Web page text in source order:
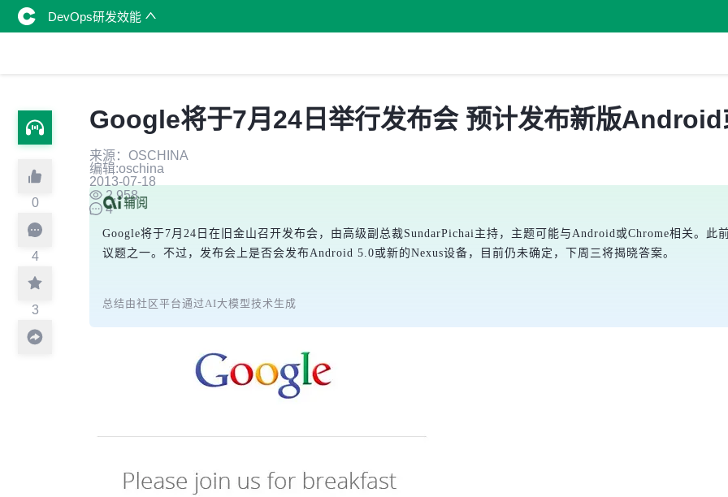
DevOps研发效能
0
4
3
Google将于7月24日举行发布会 预计发布新版
来源：OSCHINA
编辑:oschina
2013-07-18
2,958
4
Google将于7月24日在旧金山召开发布会，由高级副总裁SundarPichai主持，主题可能与Android或Chrome相关。此
议题之一。不过，发布会上是否会发布Android 5.0或新的Nexus设备，目前仍未确定，下周三将揭晓答案。
总结由社区平台通过AI大模型技术生成